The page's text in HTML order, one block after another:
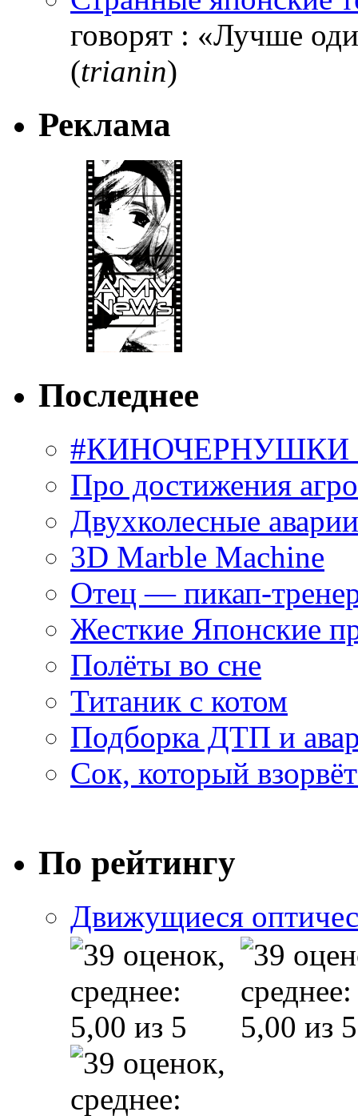
говорят : «Лучше
(trianin)
Реклама
Последнее
#КИНОЧЕРНУШКИ
Про достижения
Двухколесные
3D Marble Machine
Отец — пикап-
Жесткие Японские
Полёты во сне
Титаник с котом
Подборка ДТП и
Сок, который
По рейтингу
Движущиеся